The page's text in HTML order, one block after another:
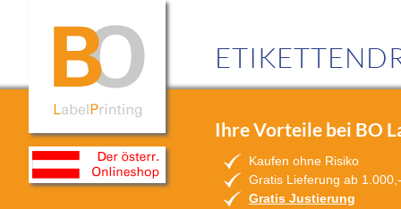
Ihre Vorteile bei BO
Kaufen ohne Risiko
Gratis Lieferung ab
Gratis Justierung